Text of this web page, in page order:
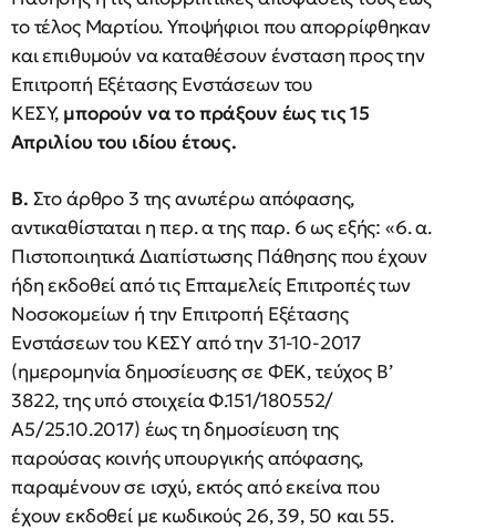
το τέλος Μαρτίου. Υποψήφιοι που απορρίφθηκαν
και επιθυμούν να καταθέσουν ένσταση προς την
Επιτροπή Εξέτασης Ενστάσεων του
ΚΕΣΥ, μπορούν να το πράξουν έως τις 15
Απριλίου του ιδίου έτους.
B. Στο άρθρο 3 της ανωτέρω απόφασης,
αντικαθίσταται η περ. α της παρ. 6 ως εξής: «6. α.
Πιστοποιητικά Διαπίστωσης Πάθησης που έχουν
ήδη εκδοθεί από τις Επταμελείς Επιτροπές των
Νοσοκομείων ή την Επιτροπή Εξέτασης
Ενστάσεων του ΚΕΣΥ από την 31-10-2017
(ημερομηνία δημοσίευσης σε ΦΕΚ, τεύχος Β’
3822, της υπό στοιχεία Φ.151/180552/
Α5/25.10.2017) έως τη δημοσίευση της
παρούσας κοινής υπουργικής απόφασης,
παραμένουν σε ισχύ, εκτός από εκείνα που
έχουν εκδοθεί με κωδικούς 26, 39, 50 και 55.